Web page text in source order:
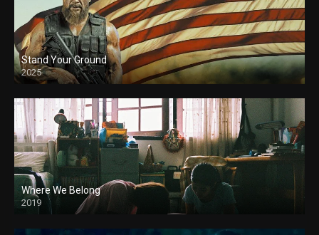
Stand Your Ground
2025
Where We Belong
2019